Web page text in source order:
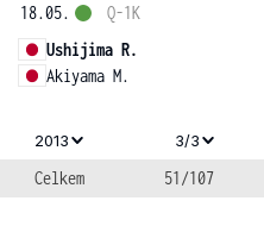
18.05.
Ushijima R.
Akiyama M.
Q-1K
2013 3/3
Celkem 51/107